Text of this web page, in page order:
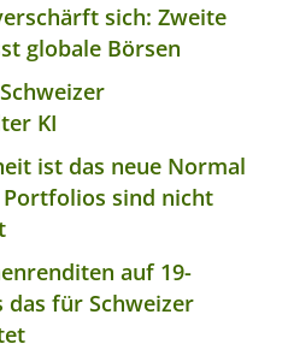
sich: Zweite
globale Börsen
KI
ist das neue Normal
sind nicht
auf 19-
das für Schweizer